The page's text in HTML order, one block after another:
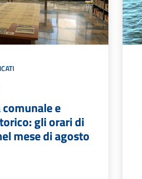
e
gli orari di
mese di agosto